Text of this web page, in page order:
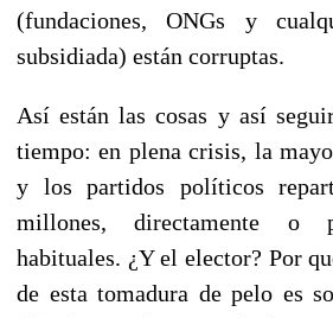
(fundaciones, ONGs y
subsidiada) están corruptas.
Así están las cosas y así
tiempo: en plena crisis, la
y los partidos políticos
millones, directamente o
habituales. ¿Y el elector? Por
de esta tomadura de pelo es